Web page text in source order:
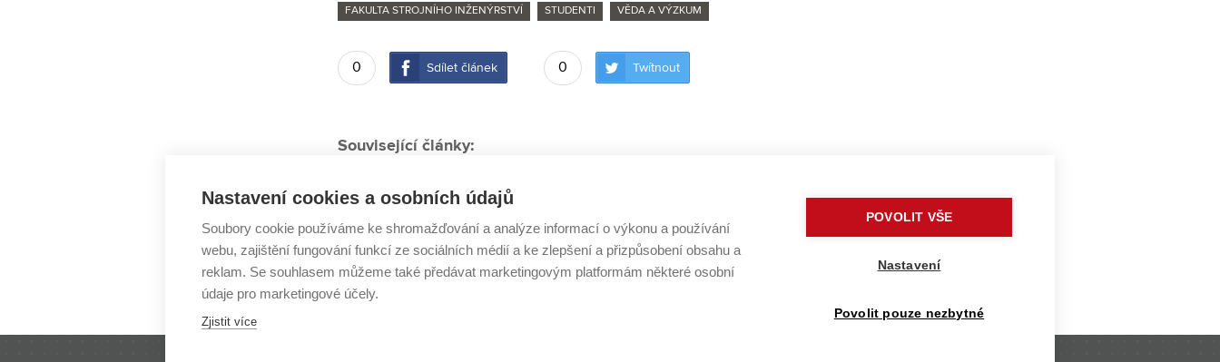
FAKULTA STROJNÍHO INŽENÝRSTVÍ STUDENTI VĚDA A VÝZKUM
0 Sdílet článek 0 Twítnout
Související články:
2D nanomateriály mohou změnit svět implantátů. Zkoumá je i Ph.D. Talent Daniel Němeček
Student vymyslel novou metodu výroby očních protéz. Tiskne je na 3D tiskárně
Petr Liška pátrá po tajemství perovskitů
Lukáš Zezulka využívá techniku ve službách fyziky
Nastavení cookies a osobních údajů
Soubory cookie používáme ke shromažďování a analýze informací o výkonu a používání
webu, zajištění fungování funkcí ze sociálních médií a ke zlepšení a přizpůsobení obsahu a
reklam. Se souhlasem můžeme také předávat marketingovým platformám některé osobní
údaje pro marketingové účely.
Zjistit více
POVOLIT VŠE
Nastavení
Povolit pouze nezbytné